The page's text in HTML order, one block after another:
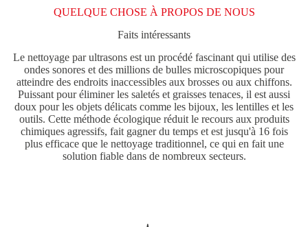
être
choisies
sur
page
du
produit
QUELQUE CHOSE À PROPOS DE NOUS
Faits intéressants
Le nettoyage par ultrasons est un procédé fascinant qui utilise des
ondes sonores et des millions de bulles microscopiques pour
atteindre des endroits inaccessibles aux brosses ou aux chiffons.
Puissant pour éliminer les saletés et graisses tenaces, il est aussi
doux pour les objets délicats comme les bijoux, les lentilles et les
outils. Cette méthode écologique réduit le recours aux produits
chimiques agressifs, fait gagner du temps et est jusqu'à 16 fois
plus efficace que le nettoyage traditionnel, ce qui en fait une
solution fiable dans de nombreux secteurs.